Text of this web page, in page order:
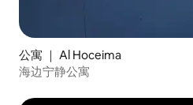
公寓 ｜ Al Hoceima
海边宁静公寓